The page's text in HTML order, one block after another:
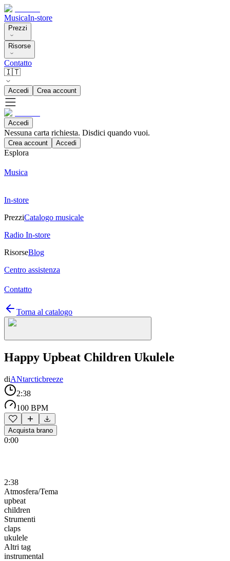
MusicaIn-store
Prezzi
Risorse
Contatto
🇮🇹
Accedi Crea account
Accedi
Nessuna carta richiesta. Disdici quando vuoi.
Crea account Accedi
Esplora
Musica
In-store
PrezziCatalogo musicale
Radio In-store
RisorseBlog
Centro assistenza
Contatto
Torna al catalogo
Happy Upbeat Children Ukulele
diANtarcticbreeze
2:38
100 BPM
Acquista brano
0:00
2:38
Atmosfera/Tema
upbeat
children
Strumenti
claps
ukulele
Altri tag
instrumental